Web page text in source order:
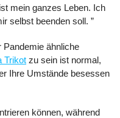
mein ganzes Leben. Ich
selbst beenden soll. ”
Pandemie ähnliche
Trikot zu sein ist normal,
Ihre Umstände besessen
können, während